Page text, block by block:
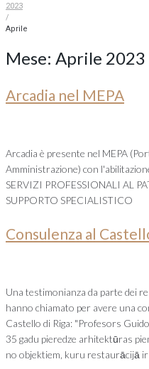
2023
/
Aprile
Mese: Aprile 2023
Arcadia nel MEPA
Arcadia è presente nel MEPA
Amministrazione) con
SERVIZI PROFESSIONALI AL
SUPPORTO SPECIALISTICO
Consulenza al
Una testimonianza da parte dei
hanno chiamato per avere una
Castello di Riga: "Profesors
35 gadu pieredze arhitektūras
no objektiem, kuru restaurācijā